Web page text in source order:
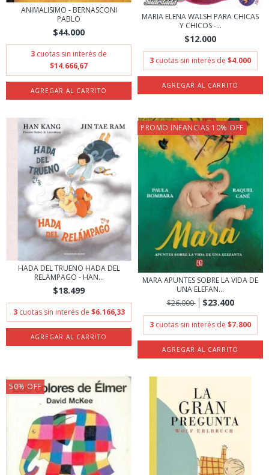
ANIMALISIMO - BERNASCONI
PABLO
$44.000
3 cuotas sin interés de
$14.666,67
MARIA ELENA WALSH PARA CHICAS
Y CHICOS -...
$12.000
3 cuotas sin interés de $4.000
HADA DEL TRUENO HADA DEL
RELAMPAGO - HAN...
$18.499
3 cuotas sin interés de $6.166,33
PROMO INFANCIAS 10% OFF
MARA APUNTES SOBRE LA VIDA DE
UNA ELEFAN...
$26.000
$23.400
3 cuotas sin interés de $7.800
50% OFF